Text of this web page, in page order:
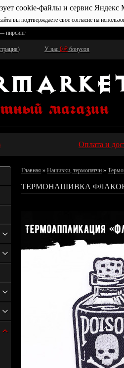
cookie-файлы и сервис Яндекс
вы подтверждаете свое согласие на
пирсинг
) У вас 0 ₽ бонусов
Оплата и
Главная » Нашивки, термопатчи »
ТЕРМОНАШИВКА ФЛАКОН